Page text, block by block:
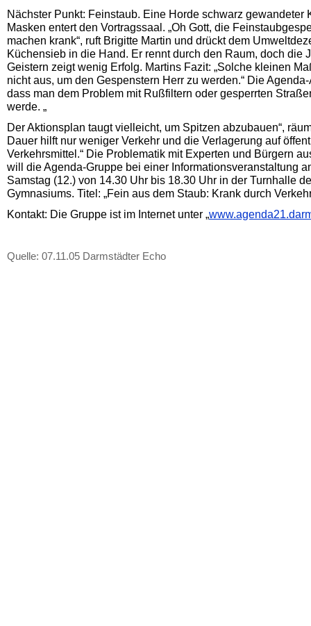
Nächster Punkt: Feinstaub. Eine Horde schwarz gewandeter
Masken entert den Vortragssaal. „Oh Gott, die
machen krank“, ruft Brigitte Martin und drückt dem
Küchensieb in die Hand. Er rennt durch den Raum, doch die
Geistern zeigt wenig Erfolg. Martins Fazit: „Solche kleinen
nicht aus, um den Gespenstern Herr zu werden.“ Die
dass man dem Problem mit Rußfiltern oder gesperrten
werde. „
Der Aktionsplan taugt vielleicht, um Spitzen abzubauen“,
Dauer hilft nur weniger Verkehr und die Verlagerung auf
Verkehrsmittel.“ Die Problematik mit Experten und Bürgern
will die Agenda-Gruppe bei einer Informationsveranstaltung
Samstag (12.) von 14.30 Uhr bis 18.30 Uhr in der Turnhalle
Gymnasiums. Titel: „Fein aus dem Staub: Krank durch
Kontakt: Die Gruppe ist im Internet unter „
Quelle: 07.11.05 Darmstädter Echo